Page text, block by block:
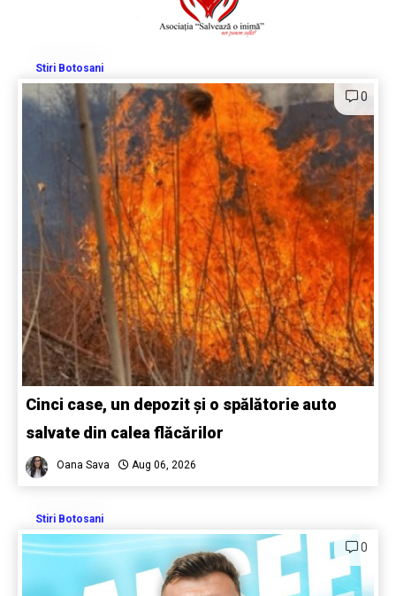
Stiri Botosani
0
Cinci case, un depozit și o spălătorie auto
salvate din calea flăcărilor
Oana Sava Aug 06, 2026
Stiri Botosani
0